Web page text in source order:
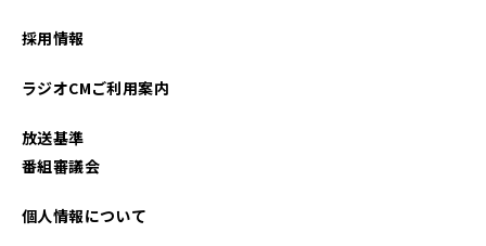
採用情報
ラジオCMご利用案内
放送基準
番組審議会
個人情報について